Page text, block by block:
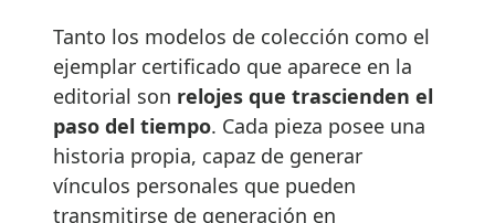
Tanto los modelos de colección como el
ejemplar certificado que aparece en la
editorial son relojes que trascienden el
paso del tiempo. Cada pieza posee una
historia propia, capaz de generar
vínculos personales que pueden
transmitirse de generación en